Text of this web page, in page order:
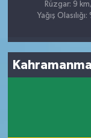
Rüzgar: 9
Yağış